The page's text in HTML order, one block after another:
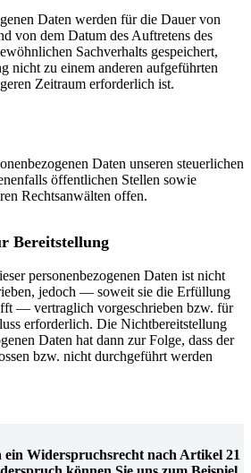
Daten werden für die Dauer von
von dem Datum des Auftretens des
Sachverhalts gespeichert,
nicht zu einem anderen aufgeführten
Zeitraum erforderlich ist.
Daten unseren steuerlichen
öffentlichen Stellen sowie
Rechtsanwälten offen.
Bereitstellung
personenbezogenen Daten ist nicht
jedoch — soweit sie die Erfüllung
— vertraglich vorgeschrieben bzw. für
erforderlich. Die Nichtbereitstellung
Daten hat dann zur Folge, dass der
bzw. nicht durchgeführt werden
ein Widerspruchsrecht nach Artikel 21